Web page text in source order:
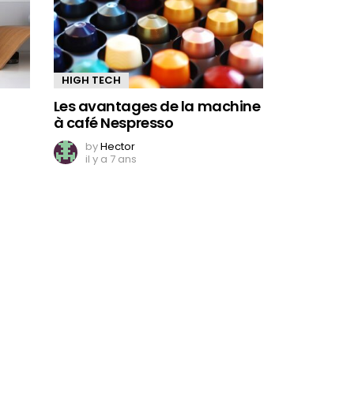
HIGH TECH
Les avantages de la machine
à café Nespresso
byHector
il y a 7 ans